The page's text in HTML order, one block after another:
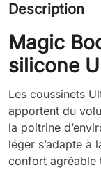
Description
Magic
silicone
Les coussinets
apportent du
la poitrine
léger s’adapte à
confort agréable